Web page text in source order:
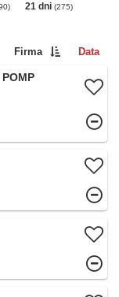
21 dni (275)
Firma Data